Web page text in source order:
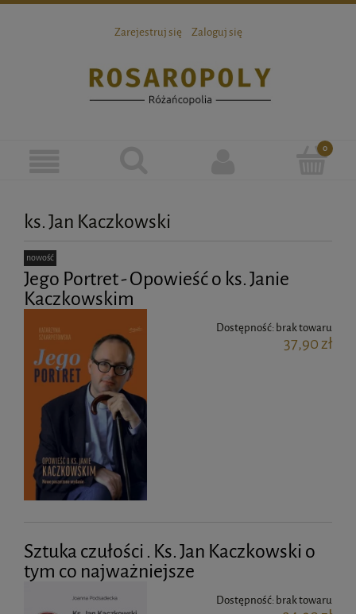
Zarejestruj się Zaloguj się
ks. Jan Kaczkowski
Jego Portret - Opowieść o ks. Janie
Kaczkowskim
Dostępność: brak towaru
37,90 zł
nowość
Sztuka czułości . Ks. Jan Kaczkowski o
tym co najważniejsze
Dostępność: brak towaru